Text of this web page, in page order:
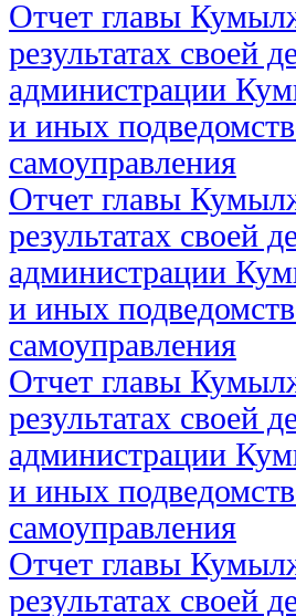
Отчет главы
результатах своей
администрации
и иных
самоуправления
Отчет главы
результатах своей
администрации
и иных
самоуправления
Отчет главы
результатах своей
администрации
и иных
самоуправления
Отчет главы
результатах своей